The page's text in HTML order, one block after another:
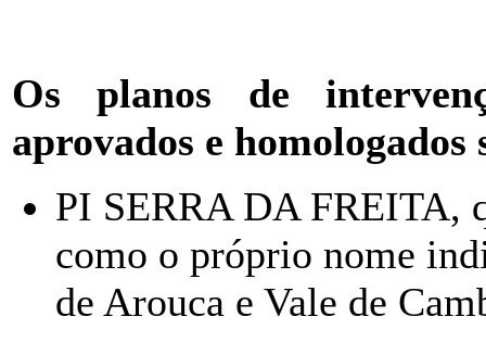
Os planos de
aprovados e homologados
PI SERRA DA FREITA,
como o próprio nome
de Arouca e Vale de